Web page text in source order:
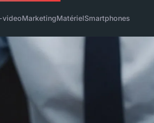
videoMarketingMatérielSmartphones